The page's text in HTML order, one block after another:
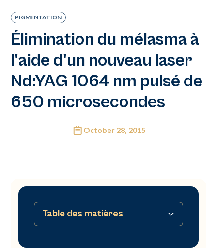
PIGMENTATION
Élimination du mélasma à
l'aide d'un nouveau laser
Nd:YAG 1064 nm pulsé de
650 microsecondes
October 28, 2015
Table des matières